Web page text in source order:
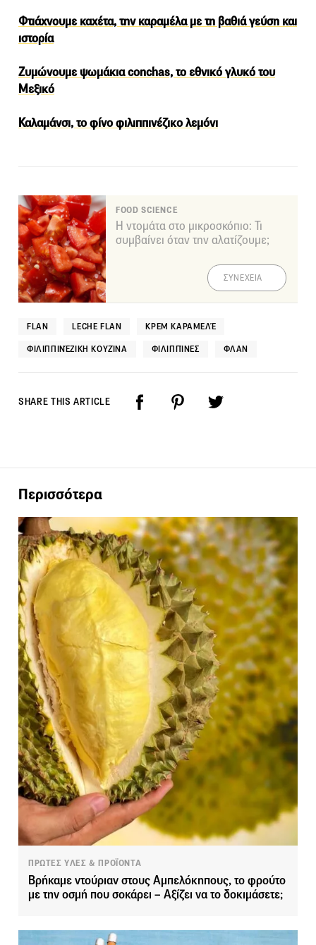
Φτιάχνουμε καχέτα, την καραμέλα με τη βαθιά γεύση και
ιστορία
Ζυμώνουμε ψωμάκια conchas, το εθνικό γλυκό του
Μεξικό
Καλαμάνσι, το φίνο φιλιππινέζικο λεμόνι
FOOD SCIENCE
Η ντομάτα στο μικροσκόπιο: Τι
συμβαίνει όταν την αλατίζουμε;
ΣΥΝΕΧΕΙΑ
FLAN LECHE FLAN ΚΡΕΜ ΚΑΡΑΜΕΛΈ
ΦΙΛΙΠΠΙΝΈΖΙΚΗ ΚΟΥΖΊΝΑ ΦΙΛΙΠΠΊΝΕΣ ΦΛΑΝ
SHARE THIS ARTICLE
Περισσότερα
ΠΡΩΤΕΣ ΥΛΕΣ & ΠΡΟΪΟΝΤΑ
Βρήκαμε ντούριαν στους Αμπελόκηπους, το φρούτο
με την οσμή που σοκάρει – Αξίζει να το δοκιμάσετε;